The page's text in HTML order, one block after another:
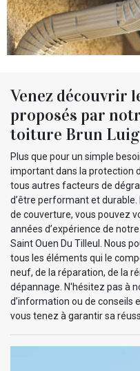
Venez découvrir
proposés par
toiture Brun
Plus que pour un simple
important dans la protection
tous autres facteurs de
d’être performant et
de couverture, vous pouvez
années d’expérience de
Saint Ouen Du Tilleul. Nous
tous les éléments qui le
neuf, de la réparation, de la
dépannage. N'hésitez pas à
d’information ou de conseils
vous tenez à garantir sa